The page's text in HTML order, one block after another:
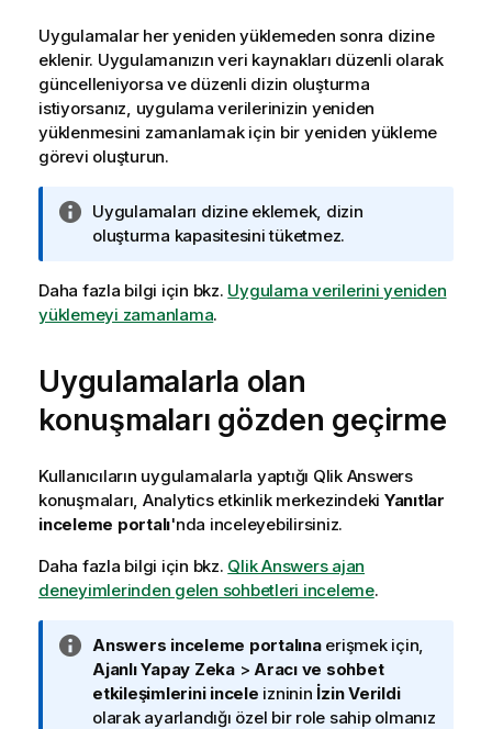
Uygulamalar her yeniden yüklemeden sonra dizine
eklenir. Uygulamanızın veri kaynakları düzenli olarak
güncelleniyorsa ve düzenli dizin oluşturma
istiyorsanız, uygulama verilerinizin yeniden
yüklenmesini zamanlamak için bir yeniden yükleme
görevi oluşturun.
B
i
g
i
t
u
Uygulamaları dizine eklemek, dizin
oluşturma kapasitesini tüketmez.
Daha fazla bilgi için bkz. Uygulama verilerini yeniden
yüklemeyi zamanlama.
Uygulamalarla olan
konuşmaları gözden geçirme
Kullanıcıların uygulamalarla yaptığı Qlik Answers
konuşmaları, Analyticsetkinlik merkezindeki Yanıtlar
inceleme portalı'nda inceleyebilirsiniz.
Daha fazla bilgi için bkz. Qlik Answers ajan
deneyimlerinden gelen sohbetleri inceleme.
B
i
l
g
Answers inceleme portalınaerişmek için,
Ajanlı Yapay Zeka> Aracı ve sohbet
etkileşimlerini incele izninin İzin Verildi
olarak ayarlandığı özel bir role sahip olmanız